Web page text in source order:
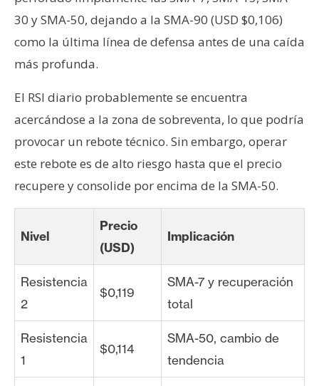
30 y SMA-50, dejando a la SMA-90 (USD $0,106)
como la última línea de defensa antes de una caída
más profunda.
El RSI diario probablemente se encuentra
acercándose a la zona de sobreventa, lo que podría
provocar un rebote técnico. Sin embargo, operar
este rebote es de alto riesgo hasta que el precio
recupere y consolide por encima de la SMA-50.
Nivel
Precio
(USD)
Implicación
Resistencia
2
$0,119
SMA-7 y recuperación
total
Resistencia
1
$0,114
SMA-50, cambio de
tendencia